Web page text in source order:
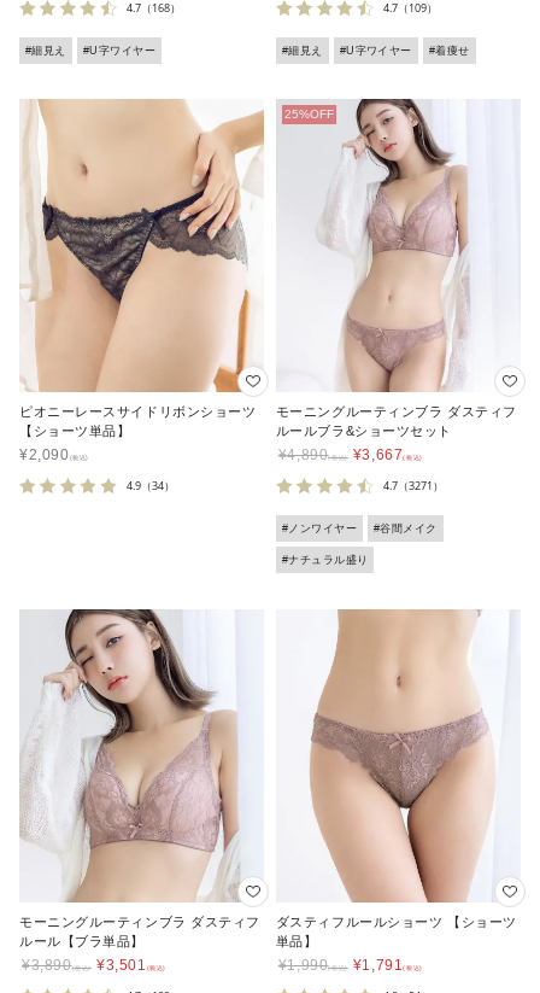
4.7 （168）
#細見え #U字ワイヤー
4.7（109）
#細見え #U字ワイヤー #着痩せ
ピオニーレースサイドリボンショーツ
【ショーツ単品】
¥2,090
4.9 （34）
モーニングルーティンブラ ダスティフ
ルールブラ&ショーツセット
¥4,890 ¥3,667
4.7（3271）
#ノンワイヤー #谷間メイク
#ナチュラル盛り
モーニングルーティンブラ ダスティフ
ルール【ブラ単品】
¥3,890 ¥3,501
ダスティフルールショーツ 【ショーツ
単品】
¥1,990 ¥1,791